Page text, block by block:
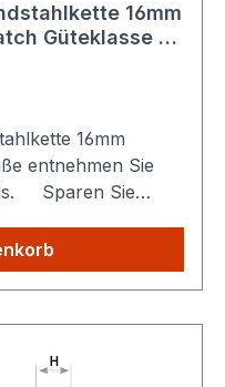
16mm
Güteklasse 8
16mm
entnehmen Sie
Sparen Sie
nur einmalig